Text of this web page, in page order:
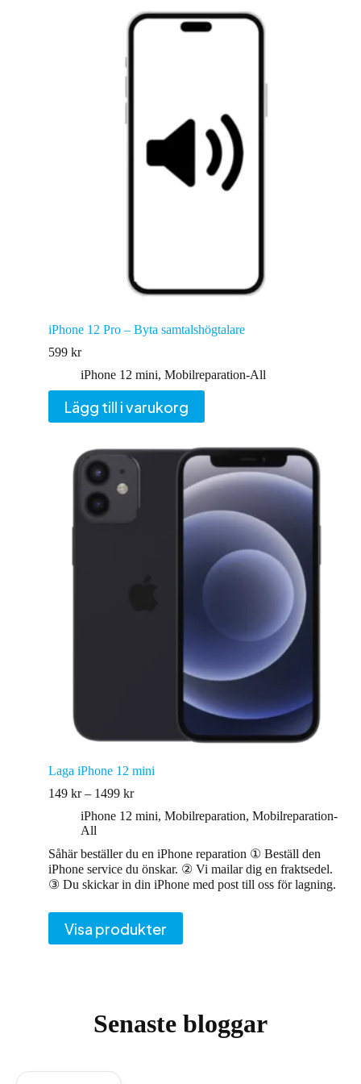
iPhone 12 Pro – Byta samtalshögtalare
599 kr
iPhone 12 mini, Mobilreparation-All
Lägg till i varukorg
Laga iPhone 12 mini
149 kr – 1499 krPrisintervall:
till
iPhone 12 mini, Mobilreparation, Mobilreparation-
All
Såhär beställer du en iPhone reparation ① Beställ den
iPhone service du önskar. ② Vi mailar dig en fraktsedel.
③ Du skickar in din iPhone med post till oss för lagning.
Visa produkter
Senaste bloggar